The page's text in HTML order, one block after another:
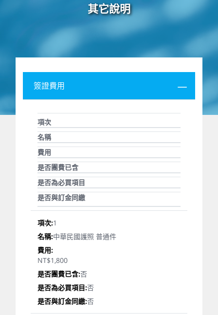
其它說明
簽證費用
項次
名稱
費用
是否團費已含
是否為必買項目
是否與訂金同繳
1
中華民國護照 普通件
NT$1,800
否
否
否